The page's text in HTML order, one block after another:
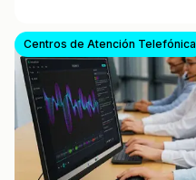
Centros de Atención Telefónica